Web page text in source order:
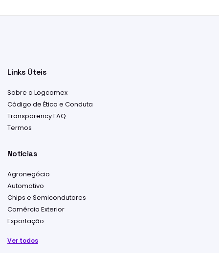
Links Úteis
Sobre a Logcomex
Código de Ética e Conduta
Transparency FAQ
Termos
Notícias
Agronegócio
Automotivo
Chips e Semicondutores
Comércio Exterior
Exportação
Ver todos